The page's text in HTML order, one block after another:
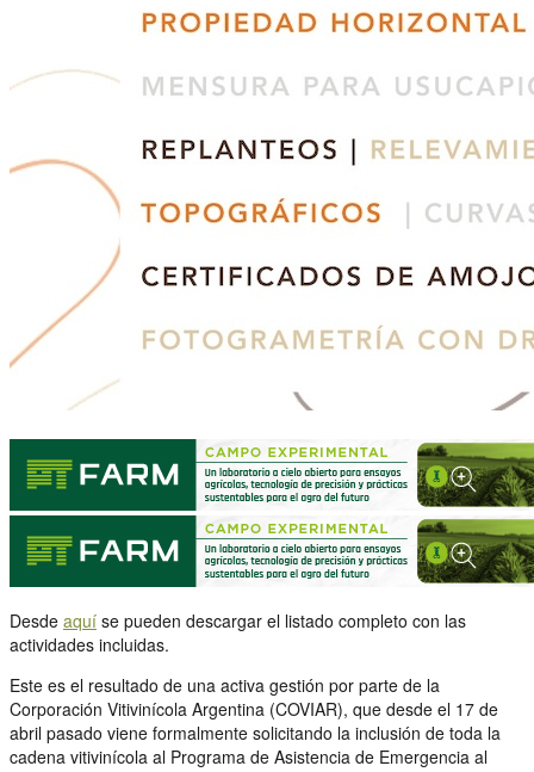
Desde aquí se pueden descargar el listado completo con las
actividades incluidas.
Este es el resultado de una activa gestión por parte de la
Corporación Vitivinícola Argentina (COVIAR), que desde el 17 de
abril pasado viene formalmente solicitando la inclusión de toda la
cadena vitivinícola al Programa de Asistencia de Emergencia al